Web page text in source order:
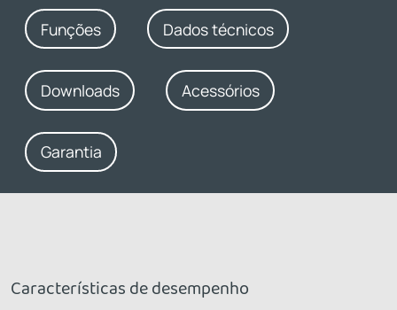
Funções Dados técnicos
Downloads Acessórios
Garantia
Características de desempenho